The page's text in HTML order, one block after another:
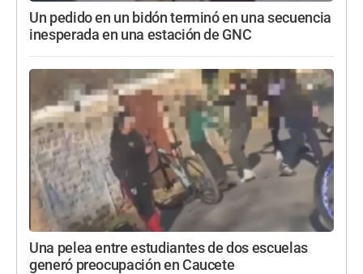
Un pedido en un bidón terminó en una secuencia
inesperada en una estación de GNC
Una pelea entre estudiantes de dos escuelas
generó preocupación en Caucete